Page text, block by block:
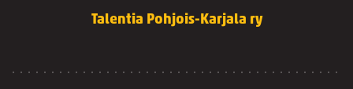
Talentia Pohjois-Karjala ry